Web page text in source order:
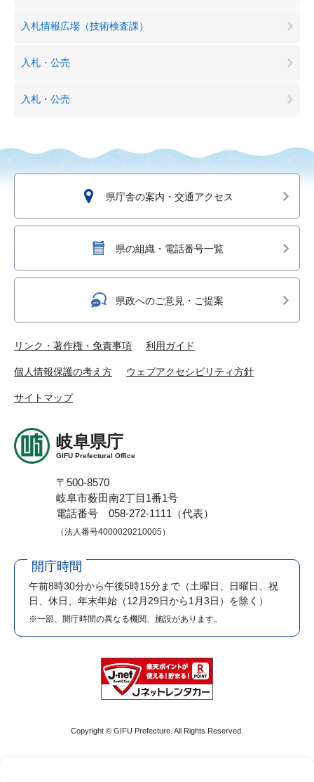
入札情報広場（技術検査課）
入札・公売
入札・公売
県庁舎の案内・交通アクセス
県の組織・電話番号一覧
県政へのご意見・ご提案
リンク・著作権・免責事項 利用ガイド
個人情報保護の考え方 ウェブアクセシビリティ方針
サイトマップ
岐阜県庁
GIFU Prefectural Office
〒500-8570
岐阜市薮田南2丁目1番1号
電話番号 058-272-1111（代表）
（法人番号4000020210005）
開庁時間
午前8時30分から午後5時15分まで （土曜日、日曜日、祝
日、休日、年末年始（12月29日から1月3日）を除く）
※一部、開庁時間の異なる機関、施設があります。
Copyright © GIFU Prefecture. All Rights Reserved.